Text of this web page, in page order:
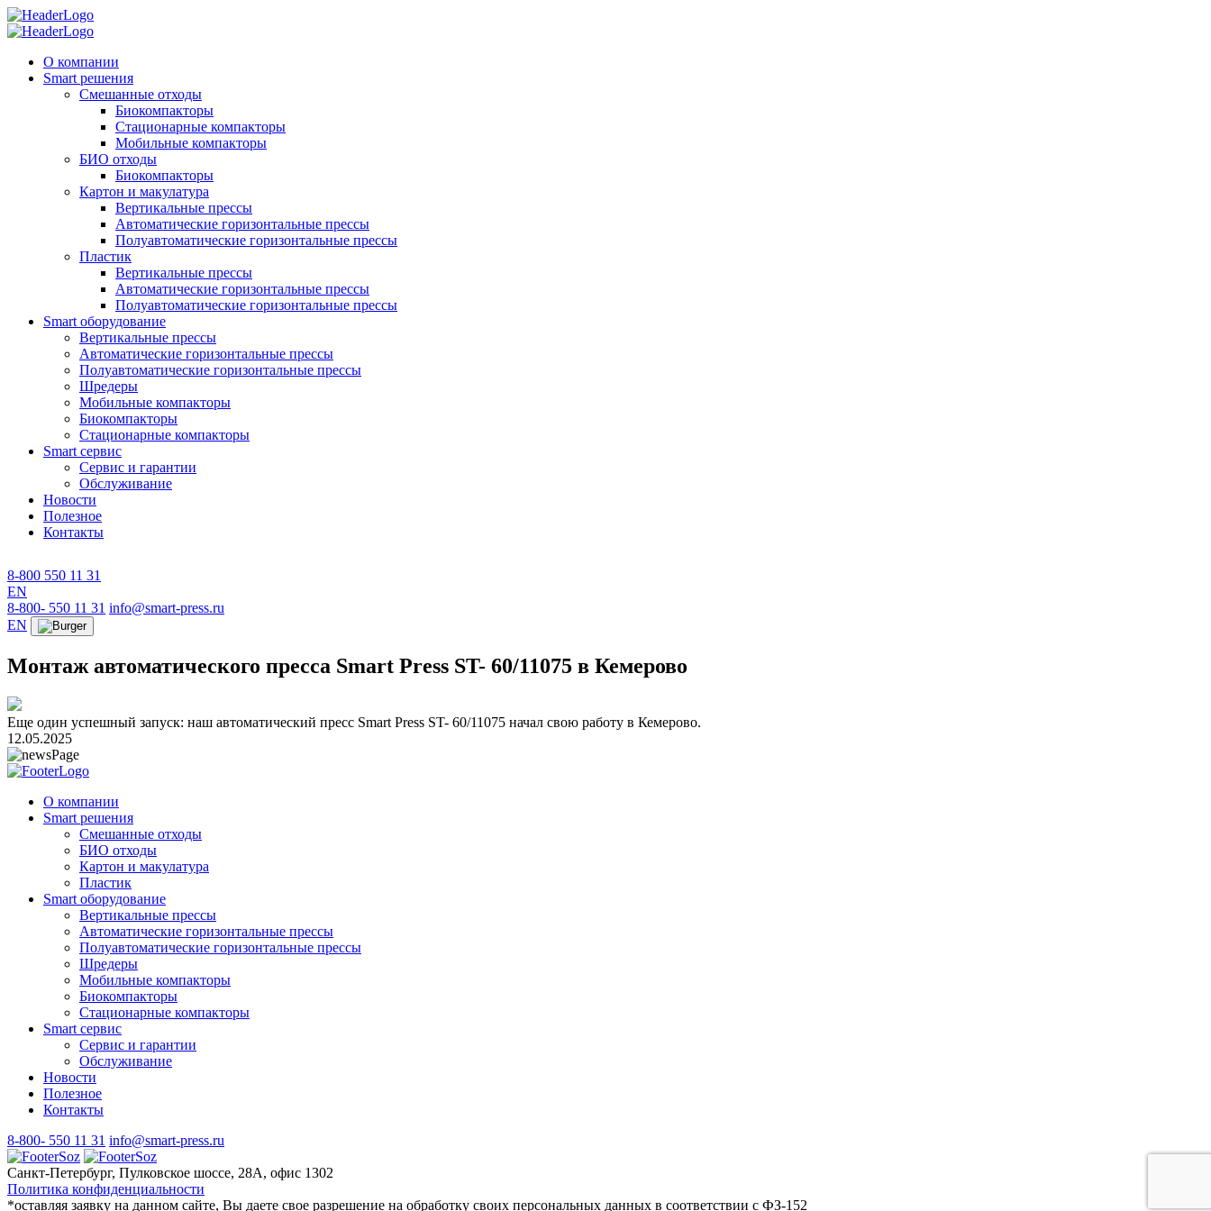
О компании
Smart решения
Смешанные отходы
Биокомпакторы
Стационарные компакторы
Мобильные компакторы
БИО отходы
Биокомпакторы
Картон и макулатура
Вертикальные прессы
Автоматические горизонтальные прессы
Полуавтоматические горизонтальные прессы
Пластик
Вертикальные прессы
Автоматические горизонтальные прессы
Полуавтоматические горизонтальные прессы
Smart оборудование
Вертикальные прессы
Автоматические горизонтальные прессы
Полуавтоматические горизонтальные прессы
Шредеры
Мобильные компакторы
Биокомпакторы
Стационарные компакторы
Smart сервис
Сервис и гарантии
Обслуживание
Новости
Полезное
Контакты
8-800 550 11 31
EN
8-800- 550 11 31 info@smart-press.ru
EN
Монтаж автоматического пресса Smart Press ST- 60/11075 в Кемерово
Еще один успешный запуск: наш автоматический пресс Smart Press ST- 60/11075 начал свою работу в Кемерово.
12.05.2025
О компании
Smart решения
Смешанные отходы
БИО отходы
Картон и макулатура
Пластик
Smart оборудование
Вертикальные прессы
Автоматические горизонтальные прессы
Полуавтоматические горизонтальные прессы
Шредеры
Мобильные компакторы
Биокомпакторы
Стационарные компакторы
Smart сервис
Сервис и гарантии
Обслуживание
Новости
Полезное
Контакты
8-800- 550 11 31 info@smart-press.ru
Санкт-Петербург, Пулковское шоссе, 28А, офис 1302
Политика конфиденциальности
*оставляя заявку на данном сайте, Вы даете свое разрешение на обработку своих персональных данных в соответствии с ФЗ-152